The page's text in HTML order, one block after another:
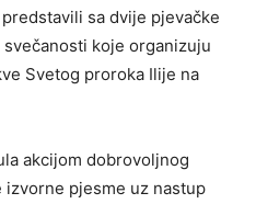
sa dvije pjevačke
koje organizuju
Svetog proroka Ilije na
akcijom dobrovoljnog
izvorne pjesme uz nastup